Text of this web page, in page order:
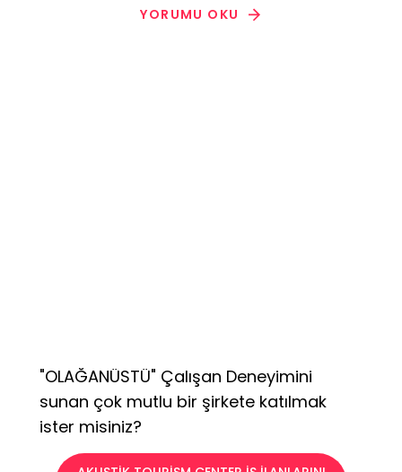
YORUMU OKU
"OLAĞANÜSTÜ" Çalışan Deneyimini
sunan çok mutlu bir şirkete katılmak
ister misiniz?